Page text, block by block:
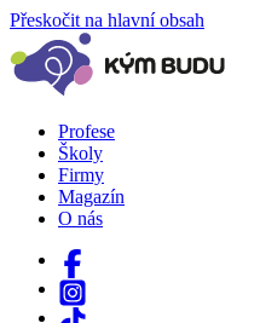
Přeskočit na hlavní obsah
Profese
Školy
Firmy
Magazín
O nás